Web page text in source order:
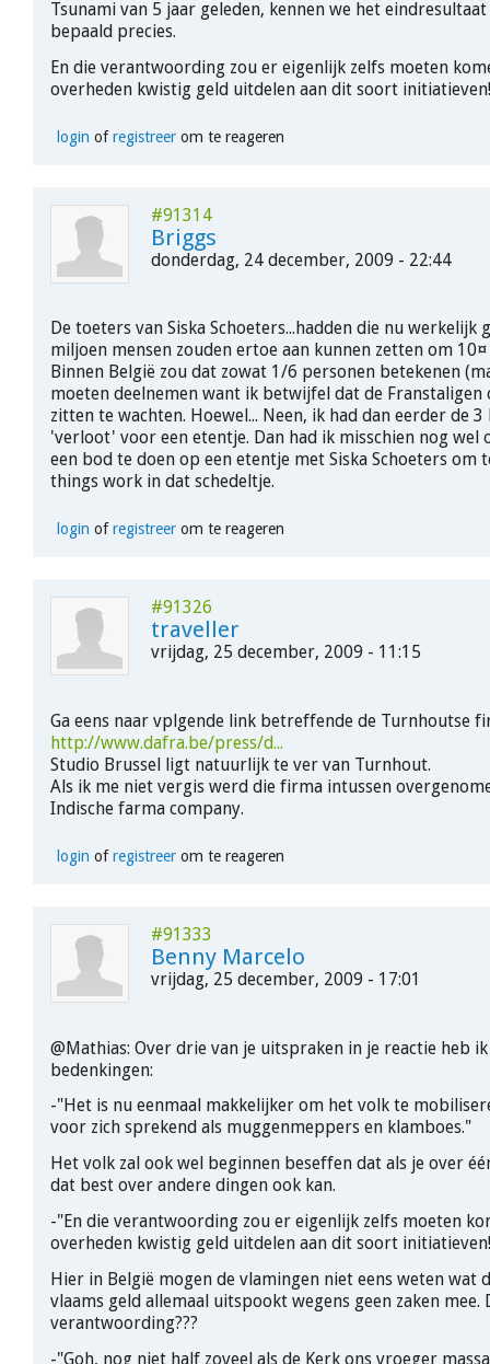
Tsunami van 5 jaar geleden, kennen we het
bepaald precies.
En die verantwoording zou er eigenlijk zelfs moeten
overheden kwistig geld uitdelen aan dit soort initiatieven!
login ofregistreerom te reageren
#91314
Briggs
donderdag, 24 december, 2009 - 22:44
De toeters van Siska Schoeters...hadden die nu werkelijk
miljoen mensen zouden ertoe aan kunnen zetten om
Binnen België zou dat zowat 1/6 personen betekenen
moeten deelnemen want ik betwijfel dat de
zitten te wachten. Hoewel... Neen, ik had dan eerder de
'verloot' voor een etentje. Dan had ik misschien nog wel
een bod te doen op een etentje met Siska Schoeters om
things work in dat schedeltje.
login ofregistreerom te reageren
#91326
traveller
vrijdag, 25 december, 2009 - 11:15
Ga eens naar vplgende link betreffende de Turnhoutse
http://www.dafra.be/press/d...
Studio Brussel ligt natuurlijk te ver van Turnhout.
Als ik me niet vergis werd die firma intussen
Indische farma company.
login ofregistreerom te reageren
#91333
Benny Marcelo
vrijdag, 25 december, 2009 - 17:01
@Mathias: Over drie van je uitspraken in je reactie heb
bedenkingen:
-"Het is nu eenmaal makkelijker om het volk te
voor zich sprekend als muggenmeppers en klamboes."
Het volk zal ook wel beginnen beseffen dat als je over
dat best over andere dingen ook kan.
-"En die verantwoording zou er eigenlijk zelfs moeten
overheden kwistig geld uitdelen aan dit soort
Hier in België mogen de vlamingen niet eens weten wat
vlaams geld allemaal uitspookt wegens geen zaken mee.
verantwoording???
-"Goh, nog niet half zoveel als de Kerk ons vroeger